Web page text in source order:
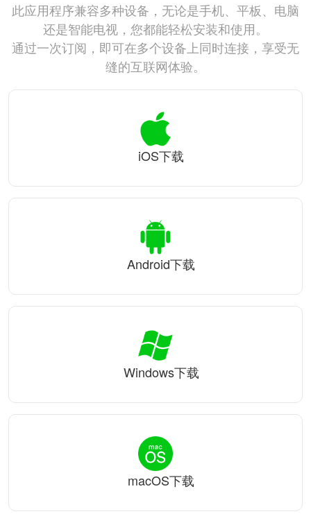
此应用程序兼容多种设备，无论是手机、平板、电脑
还是智能电视，您都能轻松安装和使用。
通过一次订阅，即可在多个设备上同时连接，享受无
缝的互联网体验。
iOS下载
Android下载
Windows下载
macOS下载